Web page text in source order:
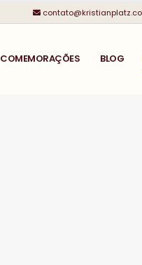
COMEMORAÇÕES BLOG